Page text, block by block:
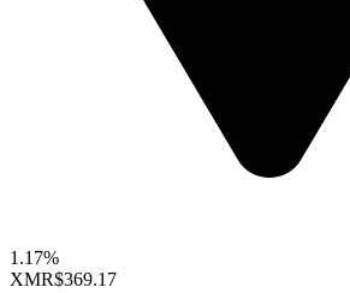
1.17%
XMR$369.17